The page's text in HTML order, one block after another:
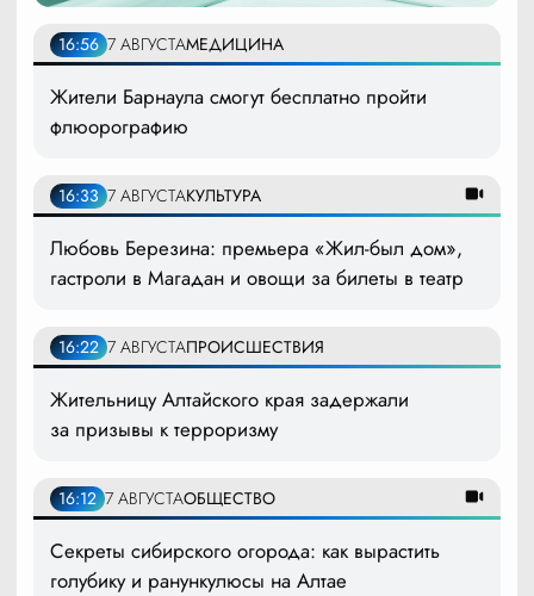
16:56 7 АВГУСТАМЕДИЦИНА
Жители Барнаула смогут бесплатно пройти
флюорографию
16:33 7 АВГУСТАКУЛЬТУРА
Любовь Березина: премьера «Жил-был дом»,
гастроли в Магадан и овощи за билеты в театр
16:22 7 АВГУСТАПРОИСШЕСТВИЯ
Жительницу Алтайского края задержали
за призывы к терроризму
16:12 7 АВГУСТАОБЩЕСТВО
Секреты сибирского огорода: как вырастить
голубику и ранункулюсы на Алтае